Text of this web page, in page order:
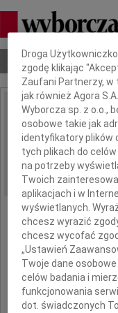
Nekrologi Odeszli
IMIĘ I NAZWISKO:
REGION:
DATA EMISJI:
Dbamy o Twoją
Droga
zgodę klikając
Zaufani Partnerzy, w
jak również Agora
Wyborcza sp. z o.o.,
osobowe takie jak
identyfikatory plików
tych plikach do
na potrzeby
Twoich
aplikacjach i w
wyświetlanych.
chcesz wyrazić
chcesz wycofać
„Ustawień
Twoje dane
celów badania i
funkcjonowania
dot. świadczonych